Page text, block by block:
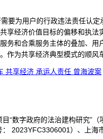
要为用户的行政违法责任认
享经济价值目标的偏移和执
务和合乘服务主体的叠加、
作为共享经济典型模式的顺
共享经济 承运人责任 曾海波案
“数字政府的法治建构研究”
2023YFC3306001）、上海